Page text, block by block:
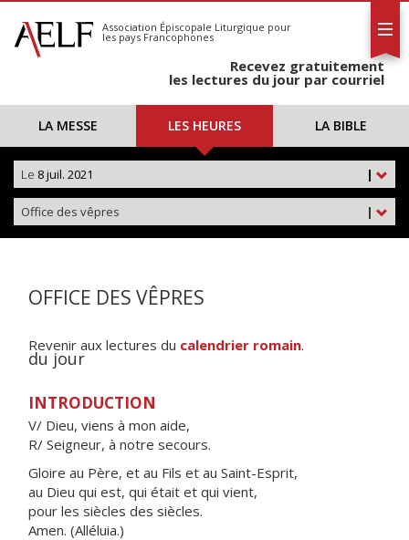
S'abonner
Calendrier
Association Épiscopale Liturgique pour
les pays Francophones
Recevez gratuitement
les lectures du jour par courriel
LA MESSE LES HEURES LA BIBLE
|
Le 8 juil. 2021
|
Office des vêpres
OFFICE DES VÊPRES
Revenir aux lectures du calendrier romain.
du jour
INTRODUCTION
V/ Dieu, viens à mon aide,
R/ Seigneur, à notre secours.
Gloire au Père, et au Fils et au Saint-Esprit,
au Dieu qui est, qui était et qui vient,
pour les siècles des siècles.
Amen. (Alléluia.)